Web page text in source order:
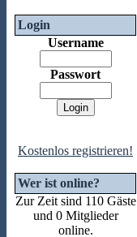
Login
Username
Passwort
Kostenlos registrieren!
Wer ist online?
Zur Zeit sind 110 Gäste
und 0 Mitglieder
online.